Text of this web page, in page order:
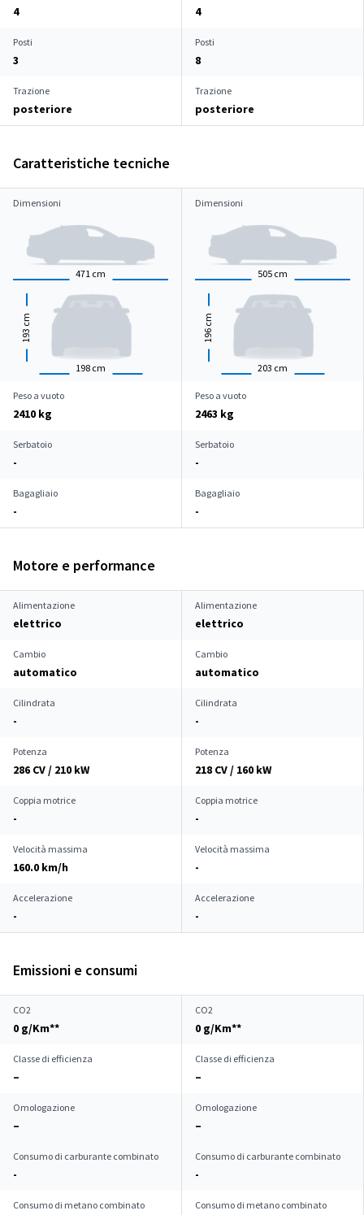
4 4
Posti
3
Posti
8
Trazione
posteriore
Trazione
posteriore
Caratteristiche tecniche
Dimensioni
471 cm
198 cm
193
cm
Dimensioni
505 cm
203 cm
196
cm
Peso a vuoto
2410 kg
Peso a vuoto
2463 kg
Serbatoio
-
Serbatoio
-
Bagagliaio
-
Bagagliaio
-
Motore e performance
Alimentazione
elettrico
Alimentazione
elettrico
Cambio
automatico
Cambio
automatico
Cilindrata
-
Cilindrata
-
Potenza
286 CV / 210 kW
Potenza
218 CV / 160 kW
Coppia motrice
-
Coppia motrice
-
Velocità massima
160.0 km/h
Velocità massima
-
Accelerazione
-
Accelerazione
-
Emissioni e consumi
CO2
0 g/Km**
CO2
0 g/Km**
Classe di efficienza
–
Classe di efficienza
–
Omologazione
–
Omologazione
–
Consumo di carburante combinato
-
Consumo di carburante combinato
-
Consumo di metano combinato Consumo di metano combinato